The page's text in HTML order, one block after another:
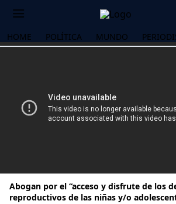
HOME POLÍTICA MUNDO
Abogan por el “acceso y disfrute de los
reproductivos de las niñas y/o